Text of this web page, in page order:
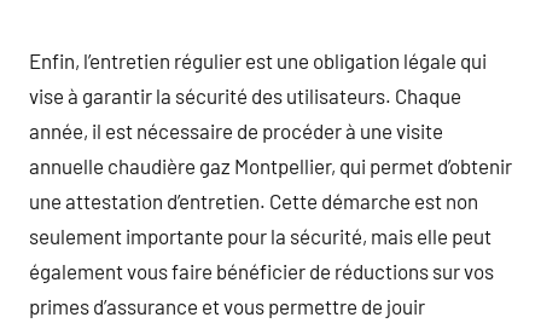
Enfin, l’entretien régulier est une obligation légale qui
vise à garantir la sécurité des utilisateurs. Chaque
année, il est nécessaire de procéder à une visite
annuelle chaudière gaz Montpellier, qui permet d’obtenir
une attestation d’entretien. Cette démarche est non
seulement importante pour la sécurité, mais elle peut
également vous faire bénéficier de réductions sur vos
primes d’assurance et vous permettre de jouir